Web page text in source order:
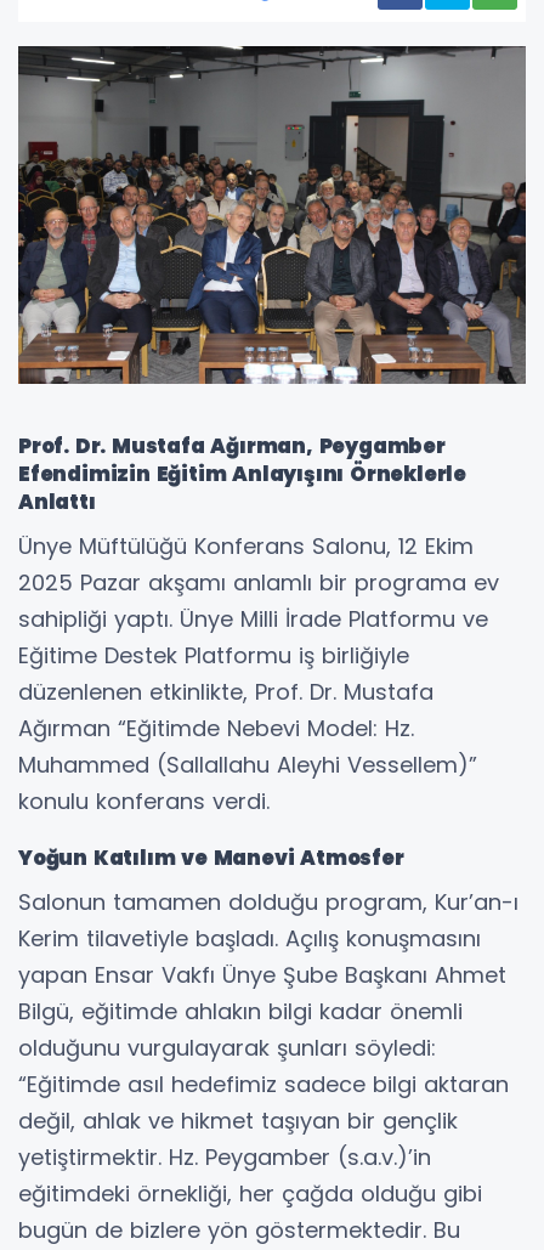
Prof. Dr. Mustafa Ağırman, Peygamber
Efendimizin Eğitim Anlayışını Örneklerle
Anlattı
Ünye Müftülüğü Konferans Salonu, 12 Ekim
2025 Pazar akşamı anlamlı bir programa ev
sahipliği yaptı. Ünye Milli İrade Platformu ve
Eğitime Destek Platformu iş birliğiyle
düzenlenen etkinlikte, Prof. Dr. Mustafa
Ağırman “Eğitimde Nebevi Model: Hz.
Muhammed (Sallallahu Aleyhi Vessellem)”
konulu konferans verdi.
Yoğun Katılım ve Manevi Atmosfer
Salonun tamamen dolduğu program, Kur’an-ı
Kerim tilavetiyle başladı. Açılış konuşmasını
yapan Ensar Vakfı Ünye Şube Başkanı Ahmet
Bilgü, eğitimde ahlakın bilgi kadar önemli
olduğunu vurgulayarak şunları söyledi:
“Eğitimde asıl hedefimiz sadece bilgi aktaran
değil, ahlak ve hikmet taşıyan bir gençlik
yetiştirmektir. Hz. Peygamber (s.a.v.)’in
eğitimdeki örnekliği, her çağda olduğu gibi
bugün de bizlere yön göstermektedir. Bu